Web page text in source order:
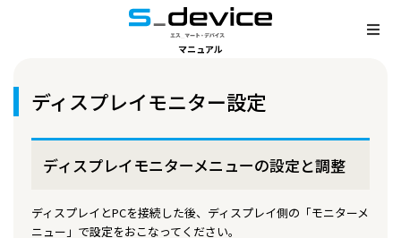
マニュアル
ディスプレイモニター設定
ディスプレイモニターメニューの設定と調整
ディスプレイとPCを接続した後、ディスプレイ側の「モニターメ
ニュー」で設定をおこなってください。